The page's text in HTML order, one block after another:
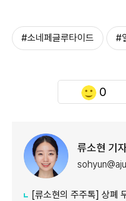
#소네페글루타이드 #
0
류소현 기
[류소현의 주주톡] 상폐 무산 뒤